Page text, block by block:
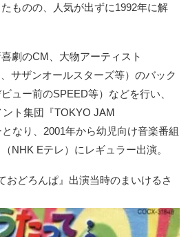
ものの、人気が出ずに1992年に解
劇のCM、大物アーティスト
サザンオールスターズ等）のバック
ュー前のSPEED等）などを行い、
ト集団『TOKYO JAM
なり、2001年から幼児向け音楽番組
NHK Eテレ）にレギュラー出演。
おどろんぱ』出演当時のまいけるさ